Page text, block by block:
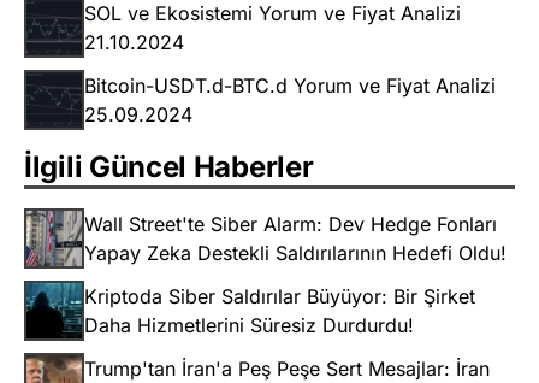
SOL ve Ekosistemi Yorum ve Fiyat Analizi
21.10.2024
Bitcoin-USDT.d-BTC.d Yorum ve Fiyat Analizi
25.09.2024
İlgili Güncel Haberler
Wall Street'te Siber Alarm: Dev Hedge Fonları
Yapay Zeka Destekli Saldırılarının Hedefi Oldu!
Kriptoda Siber Saldırılar Büyüyor: Bir Şirket
Daha Hizmetlerini Süresiz Durdurdu!
Trump'tan İran'a Peş Peşe Sert Mesajlar: İran